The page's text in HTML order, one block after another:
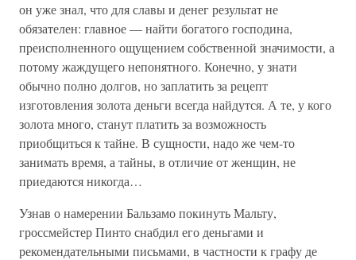
он уже знал, что для славы и денег результат не
обязателен: главное — найти богатого господина,
преисполненного ощущением собственной значимости, а
потому жаждущего непонятного. Конечно, у знати
обычно полно долгов, но заплатить за рецепт
изготовления золота деньги всегда найдутся. А те, у кого
золота много, станут платить за возможность
приобщиться к тайне. В сущности, надо же чем-то
занимать время, а тайны, в отличие от женщин, не
приедаются никогда…
Узнав о намерении Бальзамо покинуть Мальту,
гроссмейстер Пинто снабдил его деньгами и
рекомендательными письмами, в частности к графу де